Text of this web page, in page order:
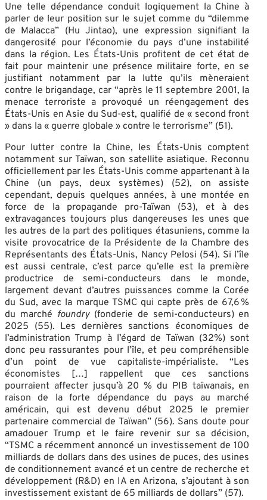
Une telle dépendance conduit logiquement la Chine à
parler de leur position sur le sujet comme du “dilemme
de Malacca” (Hu Jintao), une expression signifiant la
dangerosité pour l’économie du pays d’une instabilité
dans la région. Les États-Unis profitent de cet état de
fait pour maintenir une présence militaire forte, en se
justifiant notamment par la lutte qu’ils mèneraient
contre le brigandage, car “après le 11 septembre 2001, la
menace terroriste a provoqué un réengagement des
États-Unis en Asie du Sud-est, qualifié de « second front
» dans la « guerre globale » contre le terrorisme” (51).
Pour lutter contre la Chine, les États-Unis comptent
notamment sur Taïwan, son satellite asiatique. Reconnu
officiellement par les États-Unis comme appartenant à la
Chine (un pays, deux systèmes) (52), on assiste
cependant, depuis quelques années, à une montée en
force de la propagande pro-Taïwan (53), et à des
extravagances toujours plus dangereuses les unes que
les autres de la part des politiques étasuniens, comme la
visite provocatrice de la Présidente de la Chambre des
Représentants des États-Unis, Nancy Pelosi (54). Si l’île
est aussi centrale, c’est parce qu’elle est la première
productrice de semi-conducteurs dans le monde,
largement devant d’autres puissances comme la Corée
du Sud, avec la marque TSMC qui capte près de 67,6 %
du marché foundry(fonderie de semi-conducteurs) en
2025 (55). Les dernières sanctions économiques de
l’administration Trump à l’égard de Taïwan (32%) sont
donc peu rassurantes pour l’île, et peu compréhensible
d’un point de vue capitaliste-impérialiste. “Les
économistes […] rappellent que ces sanctions
pourraient affecter jusqu’à 20 % du PIB taïwanais, en
raison de la forte dépendance du pays au marché
américain, qui est devenu début 2025 le premier
partenaire commercial de Taïwan” (56). Sans doute pour
amadouer Trump et le faire revenir sur sa décision,
“TSMC a récemment annoncé un investissement de 100
milliards de dollars dans des usines de puces, des usines
de conditionnement avancé et un centre de recherche et
développement (R&D) en IA en Arizona, s’ajoutant à son
investissement existant de 65 milliards de dollars” (57).